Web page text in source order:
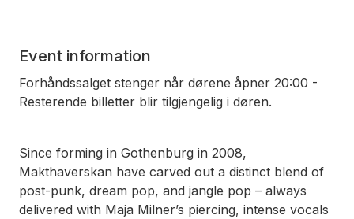
Event information
Forhåndssalget stenger når dørene åpner 20:00 -
Resterende billetter blir tilgjengelig i døren.
Since forming in Gothenburg in 2008,
Makthaverskan have carved out a distinct blend of
post-punk, dream pop, and jangle pop – always
delivered with Maja Milner’s piercing, intense vocals